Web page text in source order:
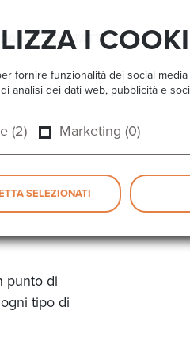
I
fornire funzionalità dei social
dei dati web, pubblicità e
(2) Marketing (0)
SELEZIONATI
CONTATTI
punto di
tipo di